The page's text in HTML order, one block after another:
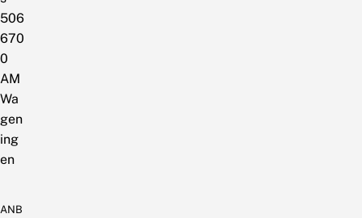
506
670
0
AM
Wa
gen
ing
en
ANB